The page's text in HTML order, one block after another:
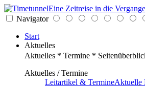
Eine Zeitreise in die
Navigator
Start
Aktuelles
Aktuelles * Termine *
Aktuelles / Termine
Leitartikel & TermineAktuelle